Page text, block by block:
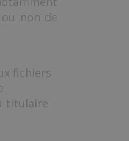
non de
fichiers
titulaire